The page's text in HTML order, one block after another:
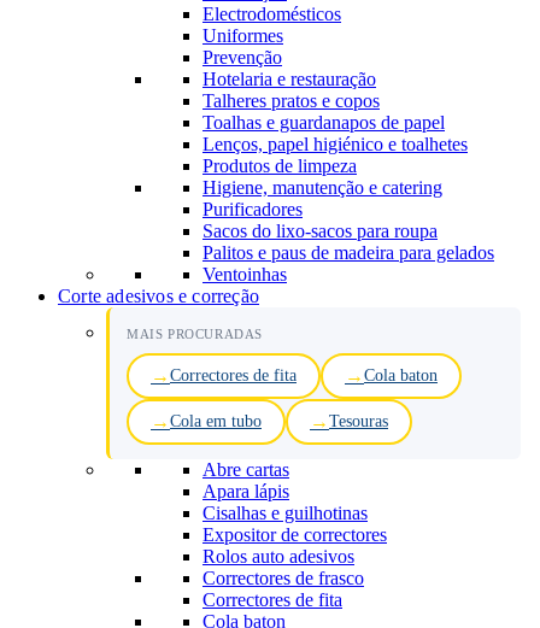
Electrodomésticos
Uniformes
Prevenção
Hotelaria e restauração
Talheres pratos e copos
Toalhas e guardanapos de papel
Lenços, papel higiénico e toalhetes
Produtos de limpeza
Higiene, manutenção e catering
Purificadores
Sacos do lixo-sacos para roupa
Palitos e paus de madeira para gelados
Ventoinhas
Corte adesivos e correção
MAIS PROCURADAS
Correctores de fita Cola baton
Cola em tubo Tesouras
Abre cartas
Apara lápis
Cisalhas e guilhotinas
Expositor de correctores
Rolos auto adesivos
Correctores de frasco
Correctores de fita
Cola baton